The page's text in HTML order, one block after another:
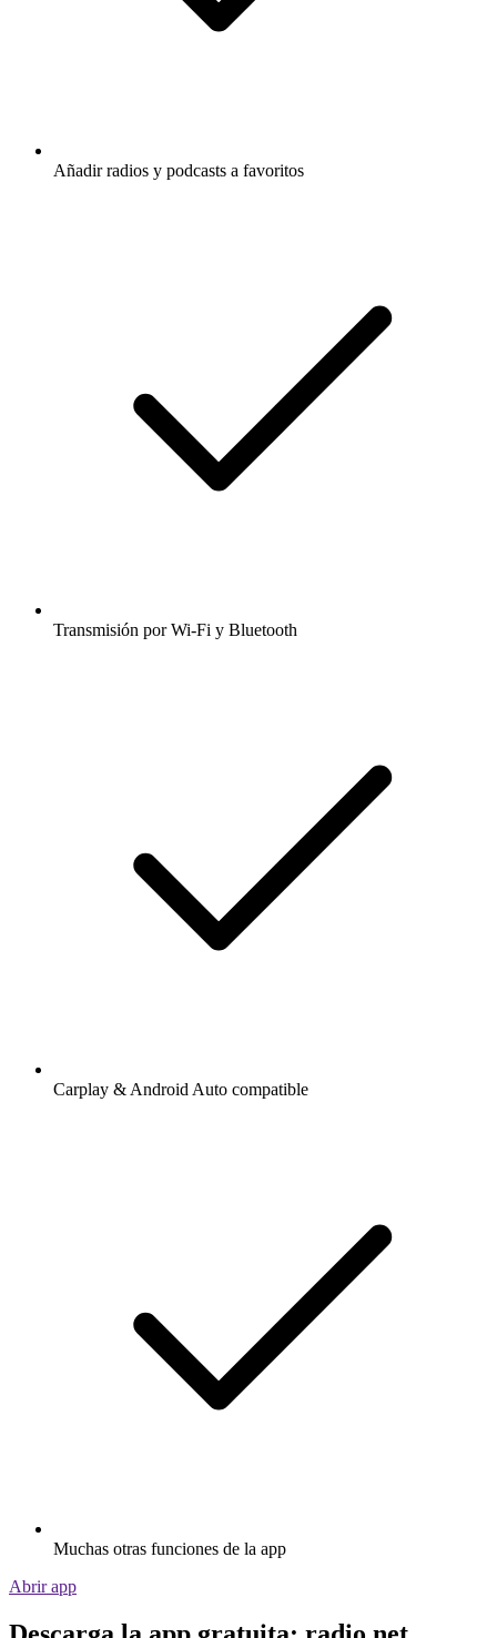
Añadir radios y podcasts a favoritos
Transmisión por Wi-Fi y Bluetooth
Carplay & Android Auto compatible
Muchas otras funciones de la app
Abrir app